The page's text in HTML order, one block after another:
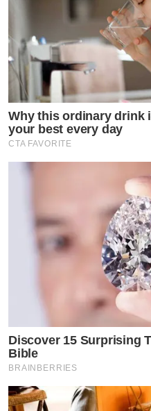
เร็วจัง ผ่า วันที่19 แต่นี่วันที่
“รักษาตัวต่อที่บ้านค่ะ พยา
มากไม่ได้ยังปวดแผลค่ะ ข
คะ” ทั้งนี้มีแฟนๆเข้ามาคอม
Why this ordinary drink
your best every day
CTA FAVORITE
Discover 15 Surprising
Bible
BRAINBERRIES